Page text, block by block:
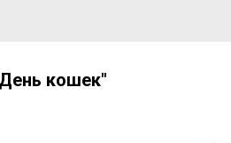
кошек"